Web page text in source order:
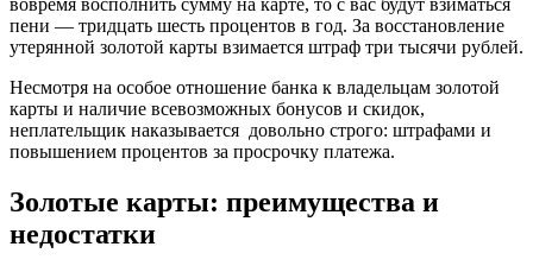
пени — тридцать шесть процентов в год. За восстановление
утерянной золотой карты взимается штраф три тысячи рублей.
Несмотря на особое отношение банка к владельцам золотой
карты и наличие всевозможных бонусов и скидок,
неплательщик наказывается довольно строго: штрафами и
повышением процентов за просрочку платежа.
Золотые карты: преимущества и
недостатки